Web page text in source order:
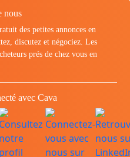
nous
des petites annonces en
discutez et négociez. Les
prés de chez vous en
avec Cava